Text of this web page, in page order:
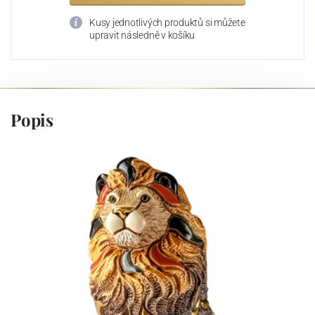
Kusy jednotlivých produktů si můžete
upravit následně v košíku
Popis